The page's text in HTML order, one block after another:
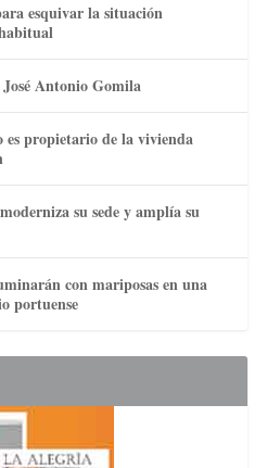
esquivar la situación
Antonio Gomila
es propietario de la vivienda
su sede y amplía su
con mariposas en una
portuense